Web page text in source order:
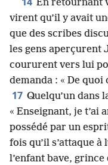
En retournant
virent qu’il y avait
que des scribes
les gens aperçurent
coururent vers lui
demanda : « De quoi
17 Quelqu’un dans
« Enseignant, je t’ai
possédé par un
fois qu’il s’attaque
l’enfant bave, grince